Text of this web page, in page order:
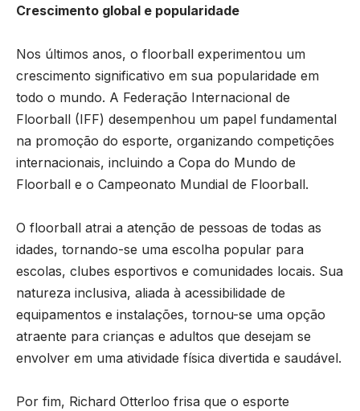
Crescimento global e popularidade
Nos últimos anos, o floorball experimentou um
crescimento significativo em sua popularidade em
todo o mundo. A Federação Internacional de
Floorball (IFF) desempenhou um papel fundamental
na promoção do esporte, organizando competições
internacionais, incluindo a Copa do Mundo de
Floorball e o Campeonato Mundial de Floorball.
O floorball atrai a atenção de pessoas de todas as
idades, tornando-se uma escolha popular para
escolas, clubes esportivos e comunidades locais. Sua
natureza inclusiva, aliada à acessibilidade de
equipamentos e instalações, tornou-se uma opção
atraente para crianças e adultos que desejam se
envolver em uma atividade física divertida e saudável.
Por fim, Richard Otterloo frisa que o esporte